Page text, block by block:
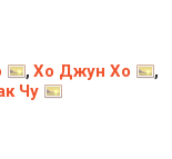
, Хо Джун Хо ,
Чу